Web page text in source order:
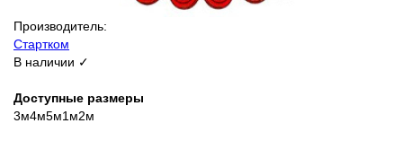
Производитель:
Стартком
В наличии ✓
Доступные размеры
3м4м5м1м2м